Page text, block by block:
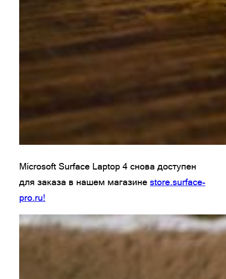
Microsoft Surface Laptop 4 снова доступен
для заказа в нашем магазине store.surface-
pro.ru!